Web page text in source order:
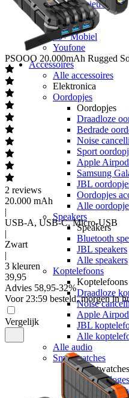
hollandsnieuwe
Ben
Lebara
50+ Mobiel
Youfone
Accessoires
Alle accessoires
Elektronica
Oordopjes
Oordopjes
Draadloze
Bedrade
Noise
Sport
Apple
Samsung
JBL
Oordopjes
Alle
Speakers
Speakers
Bluetooth
JBL speakers
Alle speakers
Koptelefoons
Koptelefoons
Draadloze
Noise
Apple
JBL
Alle
Alle audio
Smartwatches
Smartwatches
Sporthorloges
Activity
PSOOO 20.000mAh Rugged
2 reviews
20.000 mAh
|
USB-A, USB-C, Micro-USB
|
Zwart
|
3 kleuren
39,95
Advies 58,95-32%
Voor 23:59 besteld, morgen in
Vergelijk